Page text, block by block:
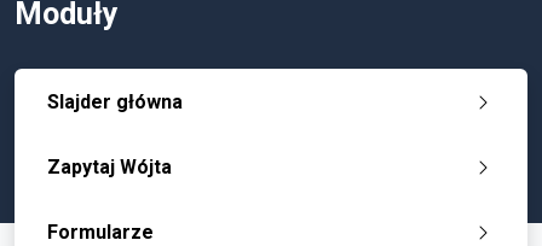
Moduły
Slajder główna
Zapytaj Wójta
Formularze